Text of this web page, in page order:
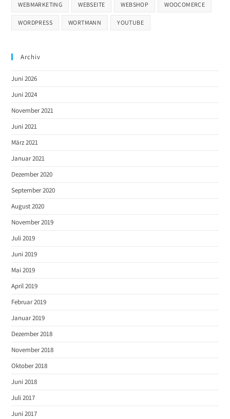
WEBMARKETING WEBSEITE WEBSHOP WOOCOMERCE
WORDPRESS WORTMANN YOUTUBE
Archiv
Juni 2026
Juni 2024
November 2021
Juni 2021
März 2021
Januar 2021
Dezember 2020
September 2020
August 2020
November 2019
Juli 2019
Juni 2019
Mai 2019
April 2019
Februar 2019
Januar 2019
Dezember 2018
November 2018
Oktober 2018
Juni 2018
Juli 2017
Juni 2017